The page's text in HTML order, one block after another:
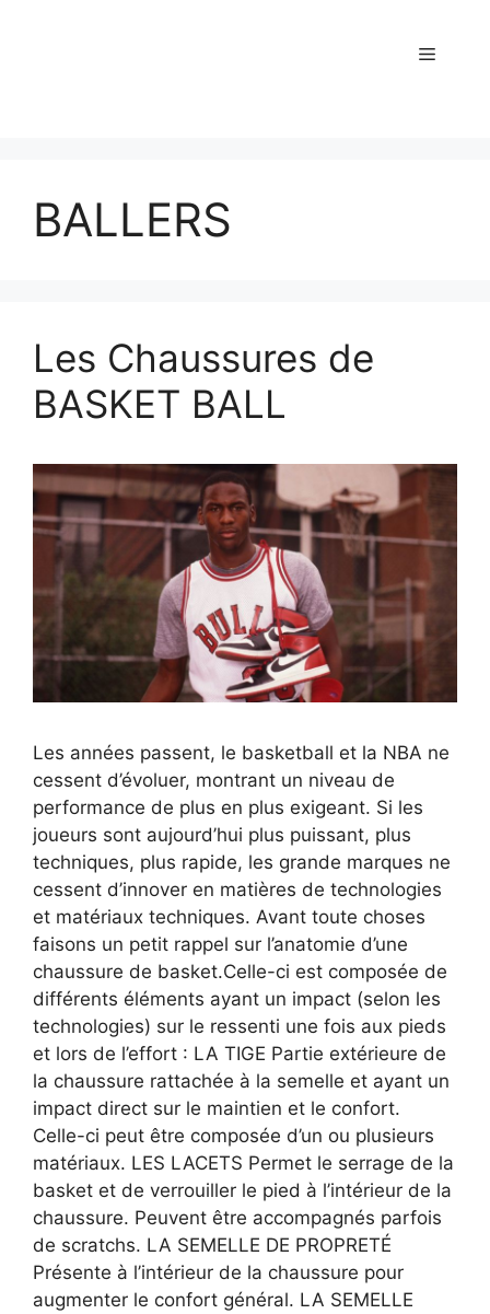
BALLERS
Les Chaussures de
BASKET BALL
Les années passent, le basketball et la NBA ne
cessent d’évoluer, montrant un niveau de
performance de plus en plus exigeant. Si les
joueurs sont aujourd’hui plus puissant, plus
techniques, plus rapide, les grande marques ne
cessent d’innover en matières de technologies
et matériaux techniques. Avant toute choses
faisons un petit rappel sur l’anatomie d’une
chaussure de basket.Celle-ci est composée de
différents éléments ayant un impact (selon les
technologies) sur le ressenti une fois aux pieds
et lors de l’effort : LA TIGE Partie extérieure de
la chaussure rattachée à la semelle et ayant un
impact direct sur le maintien et le confort.
Celle-ci peut être composée d’un ou plusieurs
matériaux. LES LACETS Permet le serrage de la
basket et de verrouiller le pied à l’intérieur de la
chaussure. Peuvent être accompagnés parfois
de scratchs. LA SEMELLE DE PROPRETÉ
Présente à l’intérieur de la chaussure pour
augmenter le confort général. LA SEMELLE